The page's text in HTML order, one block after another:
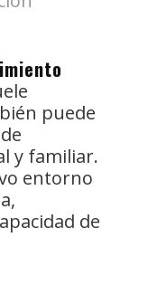
puede
y familiar.
entorno
de